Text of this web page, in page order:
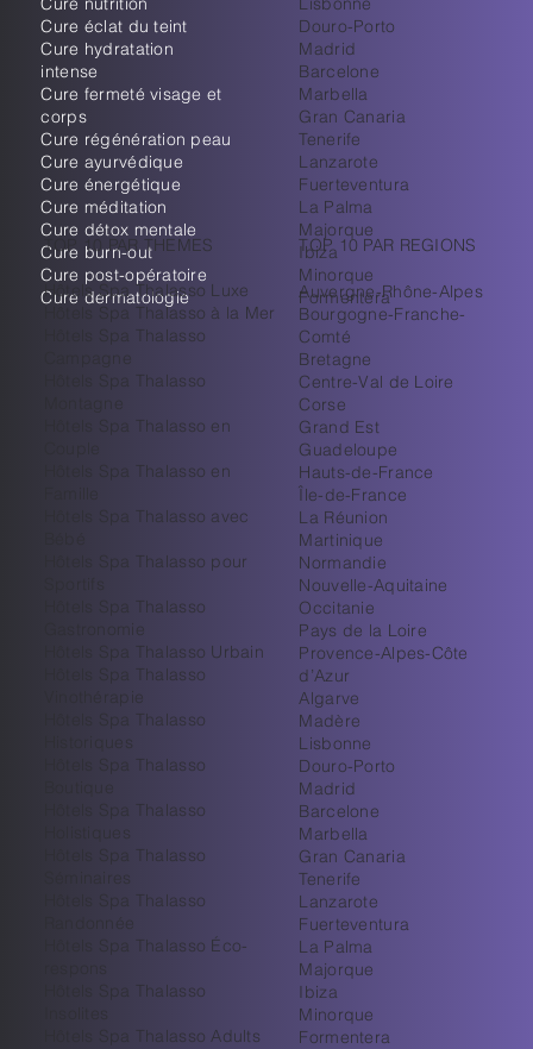
Cure éclat du teint
Cure hydratation
intense
Cure fermeté visage et
corps
Cure régénération peau
Cure ayurvédique
Cure énergétique
Cure méditation
Cure détox mentale
Cure burn-out
Cure post-opératoire
Cure dermatologie
Douro-Porto
Madrid
Barcelone
Marbella
Gran Canaria
Tenerife
Lanzarote
Fuerteventura
La Palma
Majorque
Ibiza
Minorque
Formentera
TOP 10 PAR REGIONS
Auvergne-Rhône-Alpes
Bourgogne-Franche-
Comté
Bretagne
Centre-Val de Loire
Corse
Grand Est
Guadeloupe
Hauts-de-France
Île-de-France
La Réunion
Martinique
Normandie
Nouvelle-Aquitaine
Occitanie
Pays de la Loire
Provence-Alpes-Côte
d’Azur
Algarve
Madère
Lisbonne
Douro-Porto
Madrid
Barcelone
Marbella
Gran Canaria
Tenerife
Lanzarote
Fuerteventura
La Palma
Majorque
Ibiza
Minorque
Formentera
TOP 10 PAR THEMES
Hôtels Spa Thalasso Luxe
Hôtels Spa Thalasso à la Mer
Hôtels Spa Thalasso
Campagne
Hôtels Spa Thalasso
Hôtels Spa Thalasso en
Hôtels Spa Thalasso en
Hôtels Spa Thalasso avec
Hôtels Spa Thalasso pour
Hôtels Spa Thalasso
Gastronomie
Hôtels Spa Thalasso Urbain
Hôtels Spa Thalasso
Vinothérapie
Hôtels Spa Thalasso
Historiques
Hôtels Spa Thalasso
Hôtels Spa Thalasso
Holistiques
Hôtels Spa Thalasso
Séminaires
Hôtels Spa Thalasso
Randonnée
Hôtels Spa Thalasso Éco-
Hôtels Spa Thalasso
Hôtels Spa Thalasso Adults